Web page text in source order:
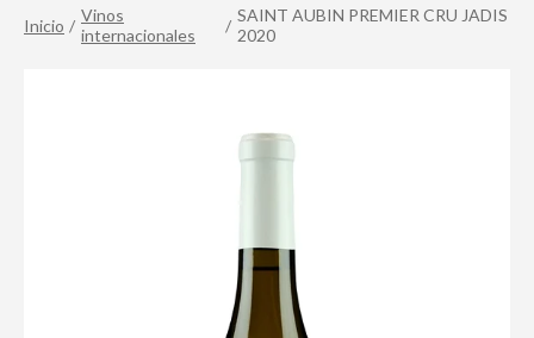
Inicio
Vinos
internacionales
SAINT AUBIN PREMIER CRU JADIS
2020